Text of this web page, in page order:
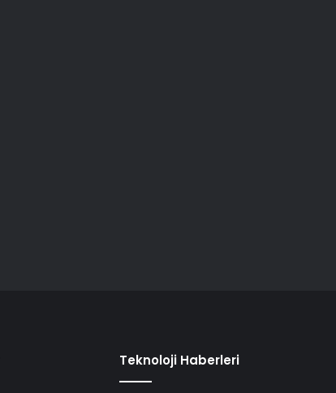
Teknoloji Haberleri